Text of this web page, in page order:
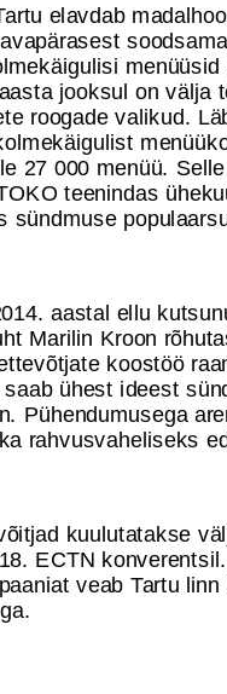
elavdab
jooksul on välja
roogade valikud.
27 000 menüü.
teenindas
sündmuse
aastal ellu
Marilin Kroon
koostöö
ühest ideest
Pühendumusega
rahvusvaheliseks
kuulutatakse
ECTN
veab Tartu